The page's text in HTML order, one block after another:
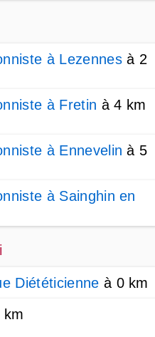
à Lezennesà 2
à Fretin à 4 km
à Ennevelin à 5
à Sainghin en
Diététicienne à 0 km
km